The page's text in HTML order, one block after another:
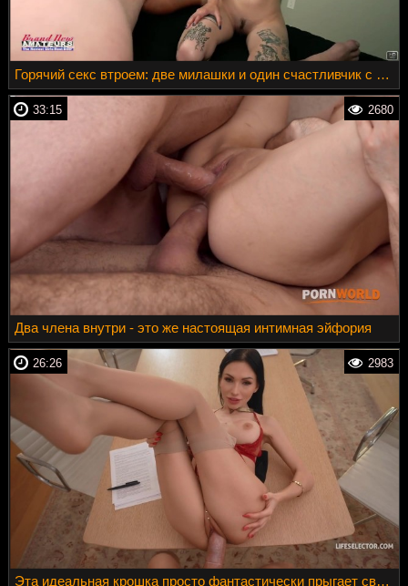
Горячий секс втроем: две милашки и один счастливчик с большим прибором
2680
33:15
Два члена внутри - это же настоящая интимная эйфория
2983
26:26
Эта идеальная крошка просто фантастически прыгает сверху на члене